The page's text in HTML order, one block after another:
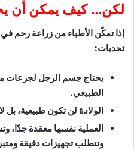
لكن… كيف يمكن أن
إذا تمكّن الأطباء من زراعة رحم
تحديات:
يحتاج جسم الرجل لجرعات
الطبيعي.
الولادة لن تكون طبيعية، بل
وتتطلب تجهيزات دقيقة